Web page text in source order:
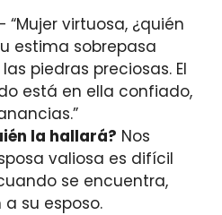
– “Mujer virtuosa, ¿quién
estima sobrepasa
piedras preciosas. El
está en ella confiado,
la hallará? Nos
valiosa es difícil
se encuentra,
su esposo.